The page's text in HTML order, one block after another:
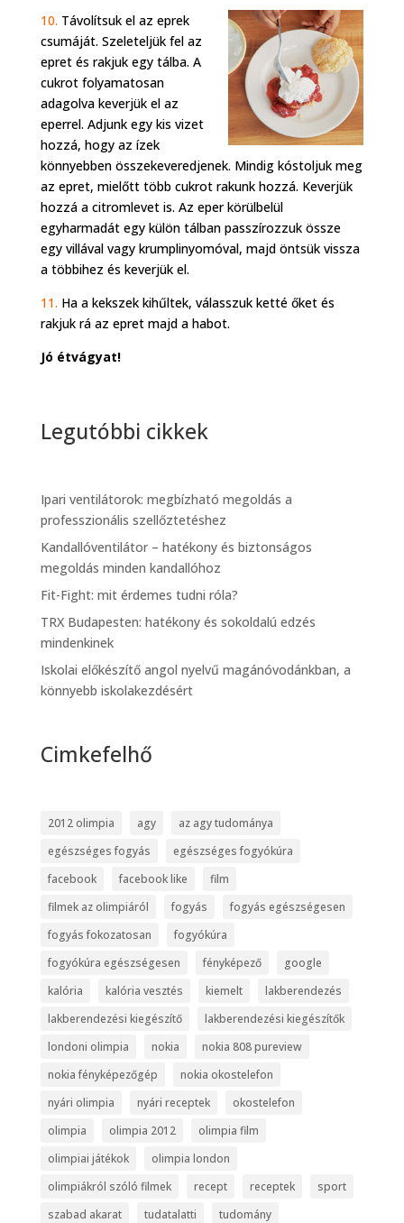
10. Távolítsuk el az eprek
csumáját. Szeleteljük fel az
epret és rakjuk egy tálba. A
cukrot folyamatosan
adagolva keverjük el az
eperrel. Adjunk egy kis vizet
hozzá, hogy az ízek
könnyebben összekeveredjenek. Mindig kóstoljuk meg
az epret, mielőtt több cukrot rakunk hozzá. Keverjük
hozzá a citromlevet is. Az eper körülbelül
egyharmadát egy külön tálban passzírozzuk össze
egy villával vagy krumplinyomóval, majd öntsük vissza
a többihez és keverjük el.
11. Ha a kekszek kihűltek, válasszuk ketté őket és
rakjuk rá az epret majd a habot.
Jó étvágyat!
Legutóbbi cikkek
Ipari ventilátorok: megbízható megoldás a
professzionális szellőztetéshez
Kandallóventilátor – hatékony és biztonságos
megoldás minden kandallóhoz
Fit-Fight: mit érdemes tudni róla?
TRX Budapesten: hatékony és sokoldalú edzés
mindenkinek
Iskolai előkészítő angol nyelvű magánóvodánkban, a
könnyebb iskolakezdésért
Cimkefelhő
2012 olimpia agy
az agy tudománya
egészséges fogyás
egészséges fogyókúra
facebook
facebook like
film
filmek az olimpiáról
fogyás
fogyás egészségesen
fogyás fokozatosan
fogyókúra
fogyókúra egészségesen
fényképező
google
kalória
kalória vesztés kiemelt
lakberendezés
lakberendezési kiegészítő
lakberendezési kiegészítők
londoni olimpia
nokia
nokia 808 pureview
nokia fényképezőgép
nokia okostelefon
nyári olimpia
nyári receptek
okostelefon
olimpia
olimpia 2012
olimpia film
olimpiai játékok
olimpia london
olimpiákról szóló filmek
recept receptek
sport
szabad akarat
tudatalatti tudomány